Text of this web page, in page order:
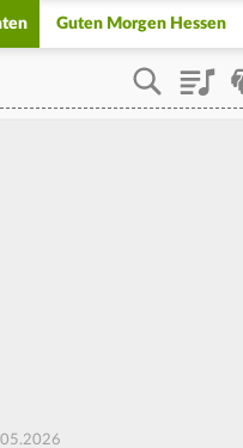
Guten Morgen Hessen
Playlist